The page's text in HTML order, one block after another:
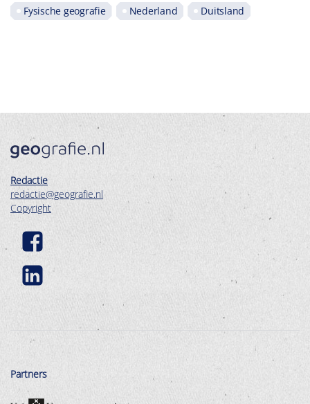
Fysische geografie Nederland Duitsland
Redactie
redactie@geografie.nl
Copyright
Partners